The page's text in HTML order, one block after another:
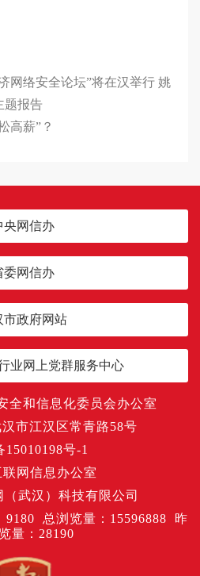
网络安全论坛”将在汉举行 姚
题报告
高薪”？
央网信办
委网信办
市政府网站
业网上党群服务中心
全和信息化委员会办公室
市江汉区常青路58号
15010198号-1
网信息办公室
武汉）科技有限公司
9180 总浏览量： 15596888 昨
量： 28190